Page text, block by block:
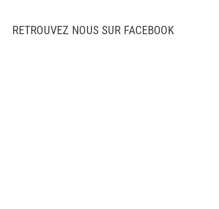
RETROUVEZ NOUS SUR FACEBOOK